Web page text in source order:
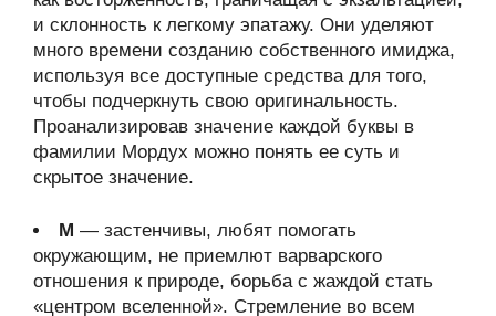
и склонность к легкому эпатажу. Они уделяют
много времени созданию собственного имиджа,
используя все доступные средства для того,
чтобы подчеркнуть свою оригинальность.
Проанализировав значение каждой буквы в
фамилии Мордух можно понять ее суть и
скрытое значение.
М — застенчивы, любят помогать
окружающим, не приемлют варварского
отношения к природе, борьба с жаждой стать
«центром вселенной». Стремление во всем